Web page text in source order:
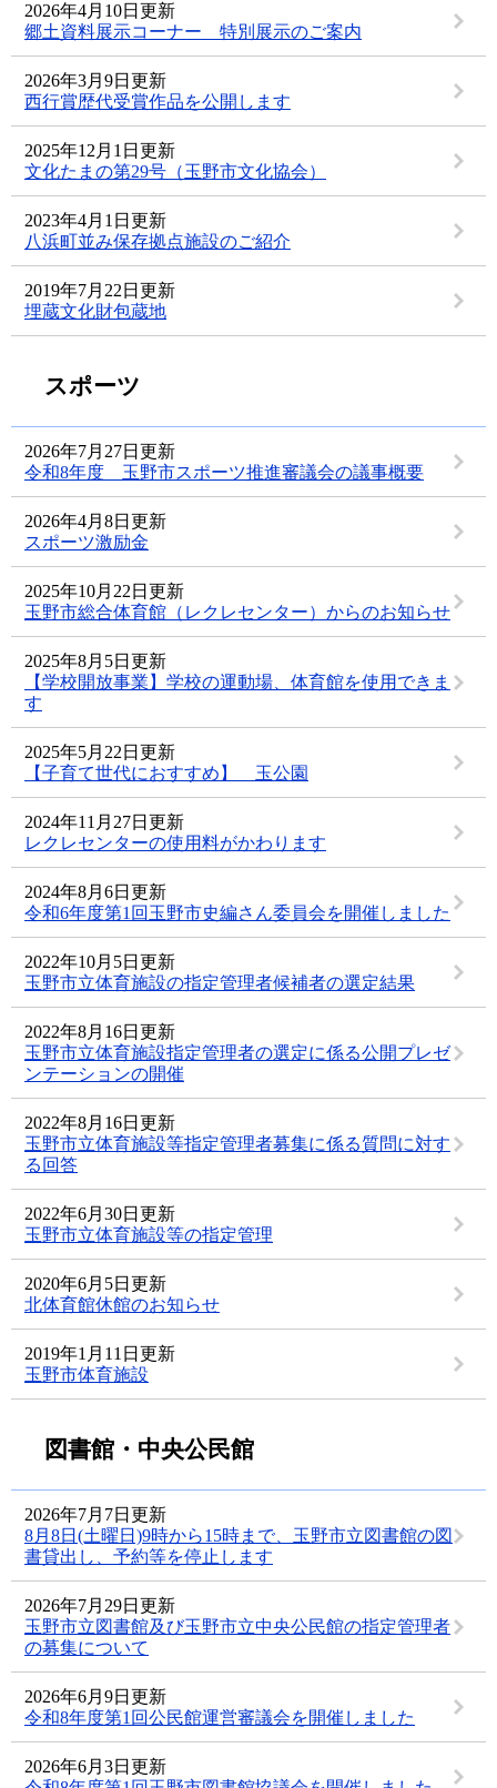
2026年4月10日更新
郷土資料展示コーナー 特別展示のご案内
2026年3月9日更新
西行賞歴代受賞作品を公開します
2025年12月1日更新
文化たまの第29号（玉野市文化協会）
2023年4月1日更新
八浜町並み保存拠点施設のご紹介
2019年7月22日更新
埋蔵文化財包蔵地
スポーツ
2026年7月27日更新
令和8年度 玉野市スポーツ推進審議会の議事概要
2026年4月8日更新
スポーツ激励金
2025年10月22日更新
玉野市総合体育館（レクレセンター）からのお知らせ
2025年8月5日更新
【学校開放事業】学校の運動場、体育館を使用できま
す
2025年5月22日更新
【子育て世代におすすめ】 玉公園
2024年11月27日更新
レクレセンターの使用料がかわります
2024年8月6日更新
令和6年度第1回玉野市史編さん委員会を開催しました
2022年10月5日更新
玉野市立体育施設の指定管理者候補者の選定結果
2022年8月16日更新
玉野市立体育施設指定管理者の選定に係る公開プレゼ
ンテーションの開催
2022年8月16日更新
玉野市立体育施設等指定管理者募集に係る質問に対す
る回答
2022年6月30日更新
玉野市立体育施設等の指定管理
2020年6月5日更新
北体育館休館のお知らせ
2019年1月11日更新
玉野市体育施設
図書館・中央公民館
2026年7月7日更新
8月8日(土曜日)9時から15時まで、玉野市立図書館の図
書貸出し、予約等を停止します
2026年7月29日更新
玉野市立図書館及び玉野市立中央公民館の指定管理者
の募集について
2026年6月9日更新
令和8年度第1回公民館運営審議会を開催しました
2026年6月3日更新